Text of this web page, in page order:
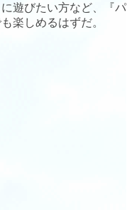
遊びたい方など、『パ
楽しめるはずだ。